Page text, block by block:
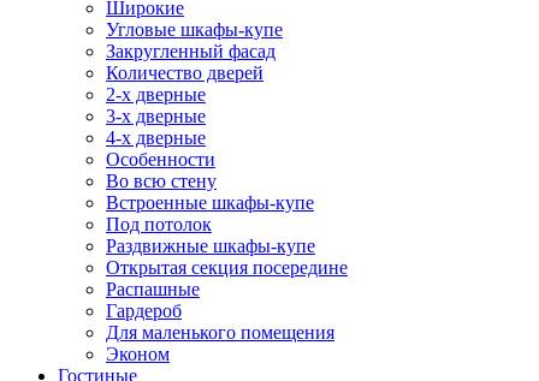
Широкие
Угловые шкафы-купе
Закругленный фасад
Количество дверей
2-х дверные
3-х дверные
4-х дверные
Особенности
Во всю стену
Встроенные шкафы-купе
Под потолок
Раздвижные шкафы-купе
Открытая секция посередине
Распашные
Гардероб
Для маленького помещения
Эконом
Гостиные